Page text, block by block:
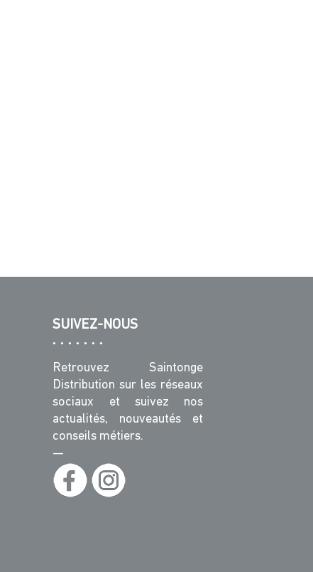
SUIVEZ-NOUS
Retrouvez Saintonge
Distribution sur les réseaux
sociaux et suivez nos
actualités, nouveautés et
conseils métiers.
—